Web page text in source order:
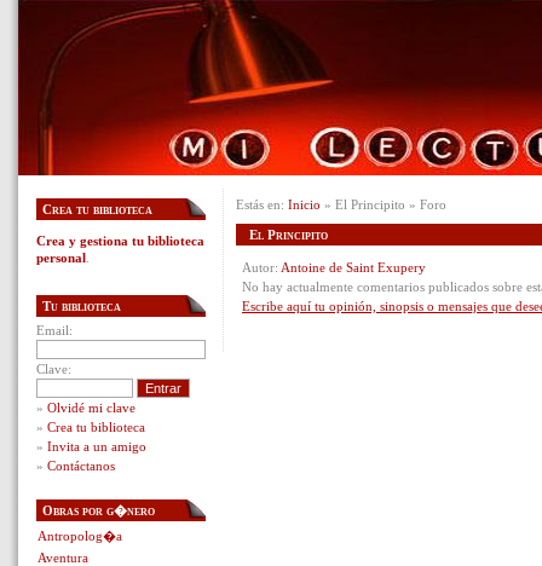
Estás en: Inicio » El Principito » Foro
El Principito
Autor: Antoine de Saint Exupery
No hay actualmente comentarios publicados sobre
Escribe aquí tu opinión, sinopsis o mensajes que
Crea tu biblioteca
Crea y gestiona tu biblioteca
personal
Tu biblioteca
Email:
Clave:
» Olvidé mi clave
» Crea tu biblioteca
» Invita a un amigo
» Contáctanos
Obras por g�nero
Antropolog�a
Aventura